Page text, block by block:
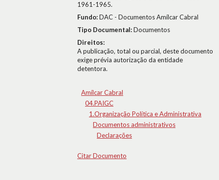
1961-1965.
Fundo:DAC - Documentos Amílcar Cabral
Tipo Documental:Documentos
Direitos:
A publicação, total ou parcial, deste documento
exige prévia autorização da entidade
detentora.
Amílcar Cabral
04.PAIGC
1.Organização Política e Administrativa
Documentos administrativos
Declarações
Citar Documento